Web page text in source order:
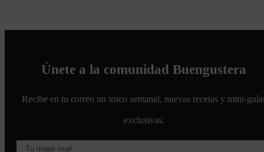
Únete a la comunidad Buengustera
Recibe en tu correo un truco semanal, nuevas recetas y mini-
exclusivas.